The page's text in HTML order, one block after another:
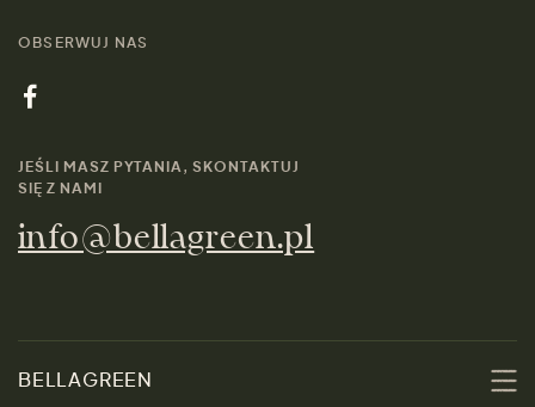
OBSERWUJ NAS
JEŚLI MASZ PYTANIA, SKONTAKTUJ
SIĘ Z NAMI
info@bellagreen.pl
BELLAGREEN